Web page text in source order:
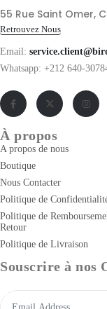
55 Rue Saint Omer,
Retrouvez Nous
Email:
Whatsapp: +212 640-
À propos
A propos de nous
Boutique
Nous Contacter
Politique de
Politique de
Retour
Politique de Livraison
Souscrire à nos